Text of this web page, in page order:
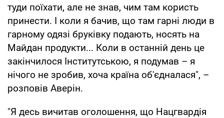
туди поїхати, але не знав, чим там користь
принести. І коли я бачив, що там гарні люди в
гарному одязі бруківку подають, носять на
Майдан продукти... Коли в останній день це
закінчилося Інститутською, я подумав – я
нічого не зробив, хоча країна об'єдналася", –
розповів Аверін.
"Я десь вичитав оголошення, що Нацгвардія